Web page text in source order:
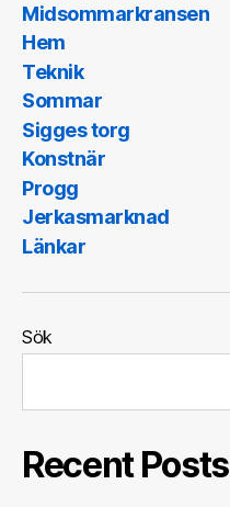
Midsommarkransen
Hem
Teknik
Sommar
Sigges torg
Konstnär
Progg
Jerkasmarknad
Länkar
Sök
Recent Posts